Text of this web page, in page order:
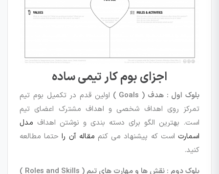
اجزای بوم کار تیمی ساده
بلوک اول : هدف ( Goals )
اولین قدم در تکمیل بوم تیم
تمرکز روی اهداف شخصی و اهداف مشترک اعضای تیم
است. بهترین الگو برای دسته بندی و نوشتن اهداف مدل
اسمارتاست که پیشنهاد می کنم مقاله آن راحتما مطالعه
کنید.
بلوک دوم : نقش ها و مهارت های تیم ( Roles and Skills )